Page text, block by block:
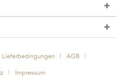
AGB
Impressum